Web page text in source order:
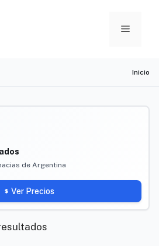
Menu
Inicio
de Argentina
Ver Precios